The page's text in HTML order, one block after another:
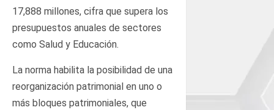
17,888 millones, cifra que supera los
presupuestos anuales de sectores
como Salud y Educación.
La norma habilita la posibilidad de una
reorganización patrimonial en uno o
más bloques patrimoniales, que